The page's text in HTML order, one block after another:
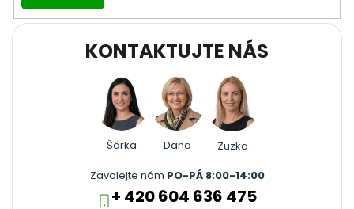
KONTAKTUJTE NÁS
Šárka Dana
Zuzka
Zavolejte nám PO-PÁ 8:00-14:00
+ 420 604 636 475